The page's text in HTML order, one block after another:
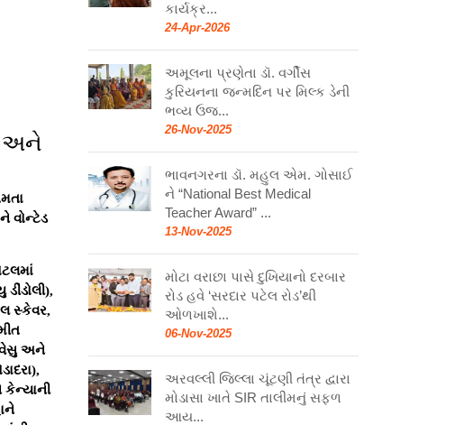
કાર્યક્ર...
24-Apr-2026
અમૂલના પ્રણેતા ડૉ. વર્ગીસ
કુરિયનના જન્મદિન પર મિલ્ક ડેની
ભવ્ય ઉજ...
26-Nov-2025
ભાવનગરના ડૉ. મહુલ એમ. ગોસાઈ
ને “National Best Medical
Teacher Award” ...
13-Nov-2025
મોટા વરાછા પાસે દુખિયાનો દરબાર
રોડ હવે ‘સરદાર પટેલ રોડ’થી
ઓળખાશે...
06-Nov-2025
અરવલ્લી જિલ્લા ચૂંટણી તંત્ર દ્વારા
મોડાસા ખાતે SIR તાલીમનું સફળ
આય...